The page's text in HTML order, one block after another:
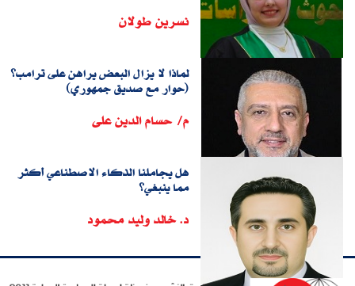
نسرين طولان
لماذا لا يزال البعض يراهن على ترامب؟
(حوار مع صديق جمهوري)
م/ حسام الدين على
هل يجاملنا الذكاء الاصطناعي أكثر
مما ينبغي؟
د. خالد وليد محمود